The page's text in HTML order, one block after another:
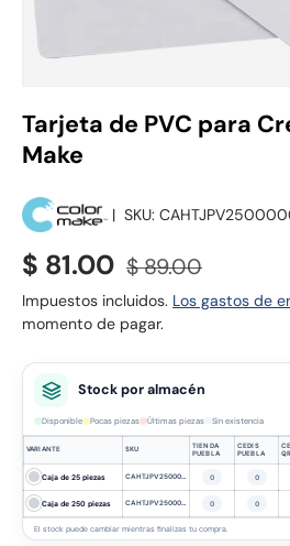
Tarjeta de PVC para
Make
| SKU:
Precio de venta
$ 81.00 Precio normal
$ 89.00
Impuestos incluidos. Los gastos de
momento de pagar.
Stock por almacén
Disponible Pocas piezas Últimas piezas Sin existencia
VARIANTE SKU
TIENDA
PUEBLA
CEDIS
PUEBLA
Caja de 25 piezas CAHTJPV2500000WH-25 0 0
Caja de 250 piezas CAHTJPV2500000WH 0 0
El stock puede cambiar mientras finalizas tu compra.